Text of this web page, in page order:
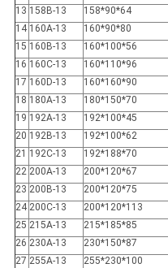
13 158B-13
158*90*64
14 160A-13
160*90*80
15 160B-13
160*100*56
16 160C-13
160*110*96
17 160D-13
160*160*90
18 180A-13
180*150*70
19 192A-13
192*100*45
20 192B-13
192*100*62
21 192C-13
192*188*70
22 200A-13
200*120*67
23 200B-13
200*120*75
24 200C-13
200*120*113
25 215A-13
215*185*85
26 230A-13
230*150*87
27 255A-13
255*230*100